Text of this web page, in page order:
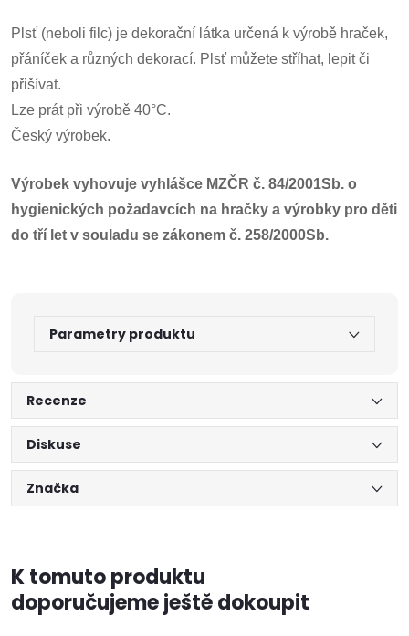
Plsť (neboli filc) je dekorační látka určená k výrobě hraček,
přáníček a různých dekorací. Plsť můžete stříhat, lepit či
přišívat.
Lze prát při výrobě 40°C.
Český výrobek.
Výrobek vyhovuje vyhlášce MZČR č. 84/2001Sb. o
hygienických požadavcích na hračky a výrobky pro děti
do tří let v souladu se zákonem č. 258/2000Sb.
Parametry produktu
Recenze
Diskuse
Značka
K tomuto produktu
doporučujeme ještě dokoupit